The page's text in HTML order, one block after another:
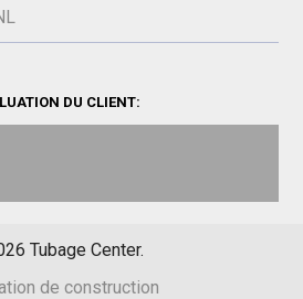
DU CLIENT:
Tubage Center.
de construction